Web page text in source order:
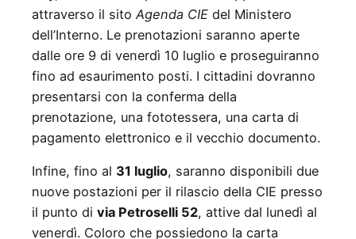
attraverso il sito Agenda CIE del Ministero
dell’Interno. Le prenotazioni saranno aperte
dalle ore 9 di venerdì 10 luglio e proseguiranno
fino ad esaurimento posti. I cittadini dovranno
presentarsi con la conferma della
prenotazione, una fototessera, una carta di
pagamento elettronico e il vecchio documento.
Infine, fino al 31 luglio, saranno disponibili due
nuove postazioni per il rilascio della CIE presso
il punto di via Petroselli 52, attive dal lunedì al
venerdì. Coloro che possiedono la carta